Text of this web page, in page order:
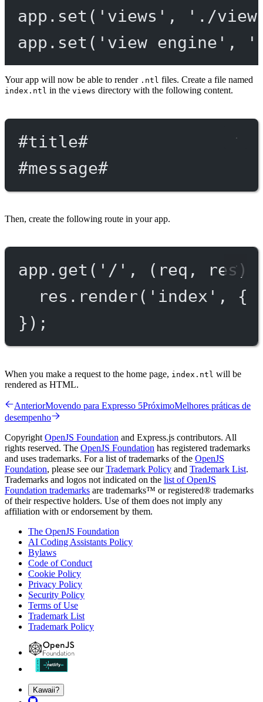
app. set ( 'views' ,
'./
app. set ( 'view engine' ,
Your app will now be able to render .ntl files. Create a file named
index.ntl in the views directory with the following content.
#title#
#message#
Then, create the following route in your app.
app. get ( '/' , ( req , res)
res. render( 'index' , {
});
When you make a request to the home page, index.ntl will be
rendered as HTML.
AnteriorMovendo para Expresso 5PróximoMelhores práticas de
desempenho
Copyright OpenJS Foundation and Express.js contributors. All
rights reserved. The OpenJS Foundation has registered trademarks
and uses trademarks. For a list of trademarks of the OpenJS
Foundation, please see ourTrademark Policy and Trademark List.
Trademarks and logos not indicated on the list of OpenJS
Foundation trademarks are trademarks™ or registered® trademarks
of their respective holders. Use of them does not imply any
affiliation with or endorsement by them.
The OpenJS Foundation
AI Coding Assistants Policy
Bylaws
Code of Conduct
Cookie Policy
Privacy Policy
Security Policy
Terms of Use
Trademark List
Trademark Policy
Kawaii?